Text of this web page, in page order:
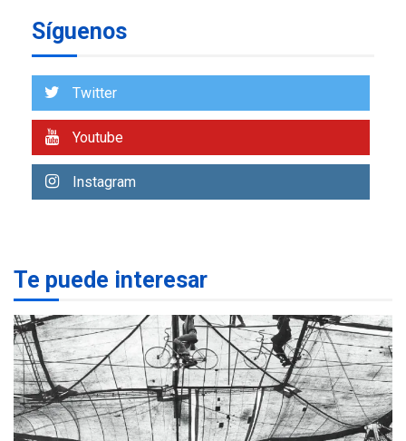
7
2
Margarita será sede de
para aprender a atender
adultos mayores
REGIONALES ÚLTIMA HORA
Mariño fortalece capacidad
operativa con flota
vehicular de 60 unidades
Síguenos
Twitter
Youtube
Instagram
Te puede interesar